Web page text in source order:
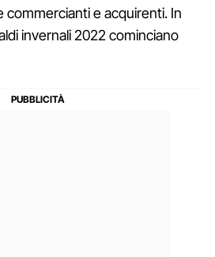
e acquirenti. In
invernali 2022 cominciano